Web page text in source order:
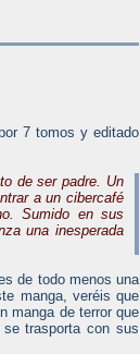
7 tomos y editado
de ser padre. Un
a un cibercafé
Sumido en sus
una inesperada
de todo menos una
manga, veréis que
manga de terror que
trasporta con sus